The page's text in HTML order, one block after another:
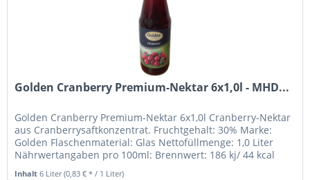
Golden Cranberry Premium-Nektar 6x1,0l - MHD...
Golden Cranberry Premium-Nektar 6x1,0l Cranberry-Nektar
aus Cranberrysaftkonzentrat. Fruchtgehalt: 30% Marke:
Golden Flaschenmaterial: Glas Nettofüllmenge: 1,0 Liter
Nährwertangaben pro 100ml: Brennwert: 186 kj/ 44 kcal
Inhalt6 Liter(0,83 € * / 1 Liter)